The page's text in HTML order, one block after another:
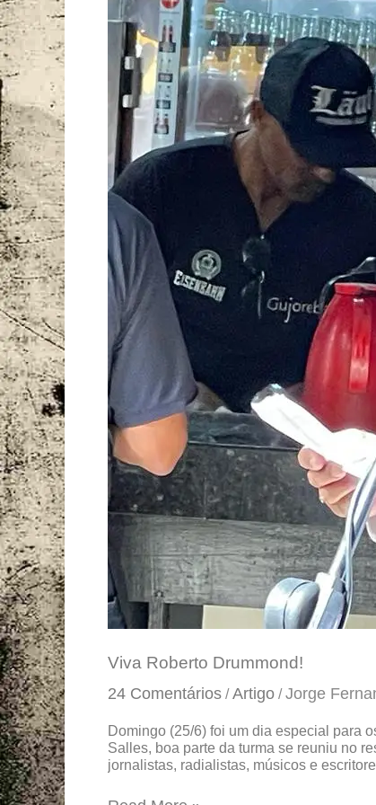
Viva Roberto Drummond!
24 Comentários /Artigo /Jorge
Domingo (25/6) foi um dia especial para
Salles, boa parte da turma se reuniu no
jornalistas, radialistas, músicos e